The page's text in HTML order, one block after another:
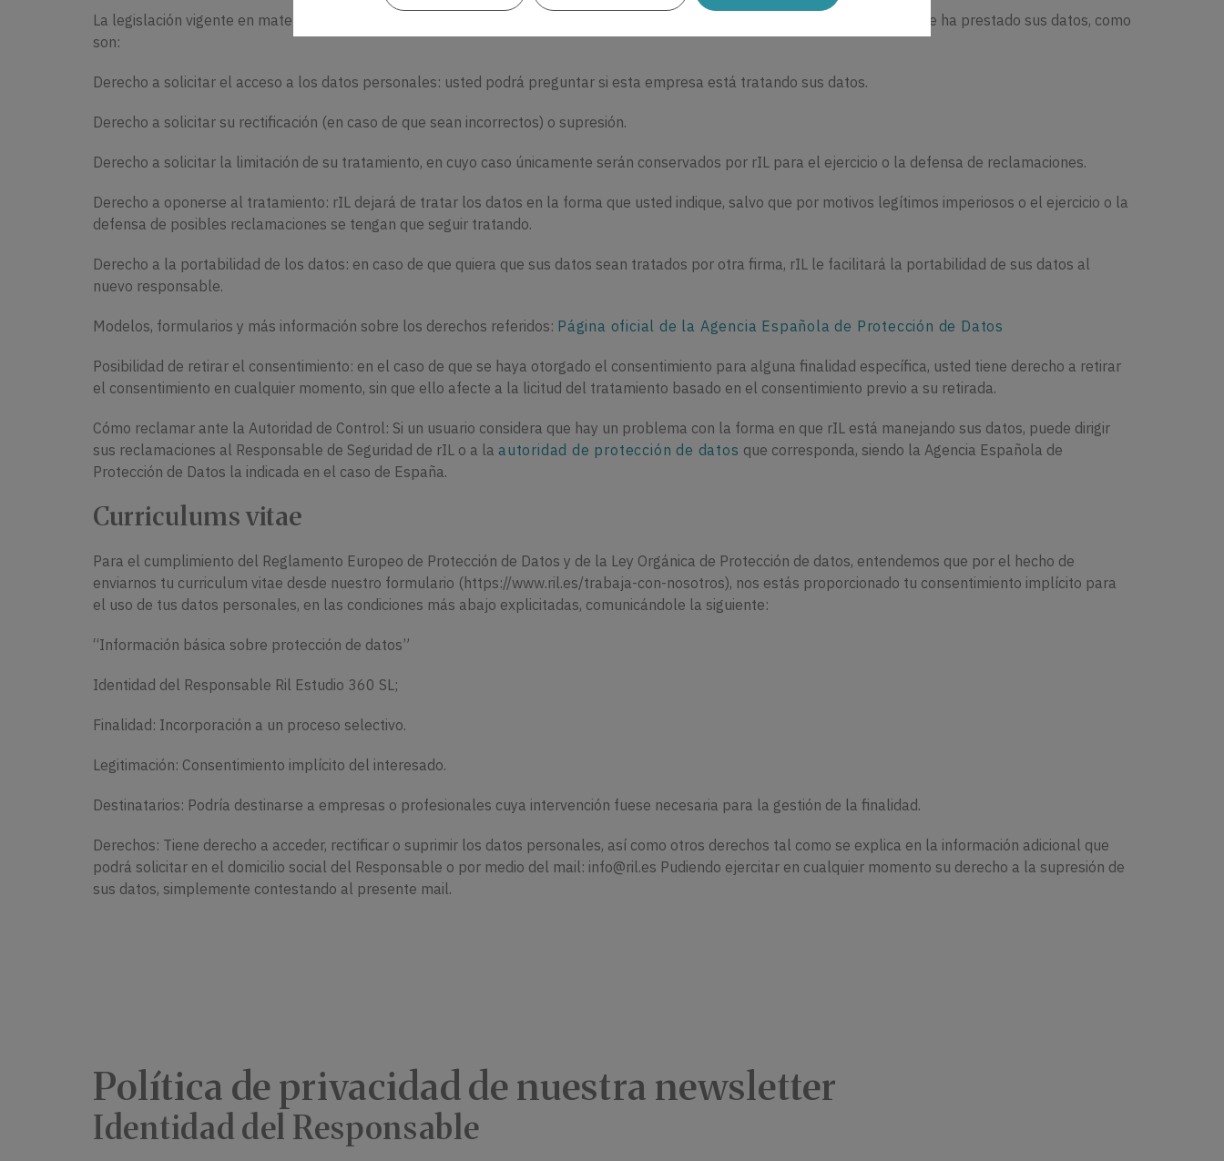
La legislación vigente en materia de Protección de Datos reconoce una serie de derechos que tienes sobre rIL como Usuario que ha prestado sus datos, como
son:
Derecho a solicitar el acceso a los datos personales: usted podrá preguntar si esta empresa está tratando sus datos.
Derecho a solicitar su rectificación (en caso de que sean incorrectos) o supresión.
Derecho a solicitar la limitación de su tratamiento, en cuyo caso únicamente serán conservados por rIL para el ejercicio o la defensa de reclamaciones.
Derecho a oponerse al tratamiento: rIL dejará de tratar los datos en la forma que usted indique, salvo que por motivos legítimos imperiosos o el ejercicio o la
defensa de posibles reclamaciones se tengan que seguir tratando.
Derecho a la portabilidad de los datos: en caso de que quiera que sus datos sean tratados por otra firma, rIL le facilitará la portabilidad de sus datos al
nuevo responsable.
Modelos, formularios y más información sobre los derechos referidos: Página oficial de la Agencia Española de Protección de Datos
Posibilidad de retirar el consentimiento: en el caso de que se haya otorgado el consentimiento para alguna finalidad específica, usted tiene derecho a retirar
el consentimiento en cualquier momento, sin que ello afecte a la licitud del tratamiento basado en el consentimiento previo a su retirada.
Cómo reclamar ante la Autoridad de Control: Si un usuario considera que hay un problema con la forma en que rIL está manejando sus datos, puede dirigir
sus reclamaciones al Responsable de Seguridad de rIL o a la autoridad de protección de datos que corresponda, siendo la Agencia Española de
Protección de Datos la indicada en el caso de España.
Curriculums vitae
Para el cumplimiento del Reglamento Europeo de Protección de Datos y de la Ley Orgánica de Protección de datos, entendemos que por el hecho de
enviarnos tu curriculum vitae desde nuestro formulario (https://www.ril.es/trabaja-con-nosotros), nos estás proporcionado tu consentimiento implícito para
el uso de tus datos personales, en las condiciones más abajo explicitadas, comunicándole la siguiente:
“Información básica sobre protección de datos”
Identidad del Responsable Ril Estudio 360 SL;
Finalidad: Incorporación a un proceso selectivo.
Legitimación: Consentimiento implícito del interesado.
Destinatarios: Podría destinarse a empresas o profesionales cuya intervención fuese necesaria para la gestión de la finalidad.
Derechos: Tiene derecho a acceder, rectificar o suprimir los datos personales, así como otros derechos tal como se explica en la información adicional que
podrá solicitar en el domicilio social del Responsable o por medio del mail: info@ril.es Pudiendo ejercitar en cualquier momento su derecho a la supresión de
sus datos, simplemente contestando al presente mail.
Política de privacidad de nuestra newsletter
Identidad del Responsable